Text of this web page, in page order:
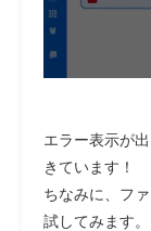
エラー表示が
きています！
ちなみに、フ
試してみます。